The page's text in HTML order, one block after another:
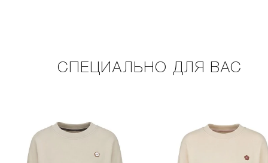
СПЕЦИАЛЬНО ДЛЯ ВАС